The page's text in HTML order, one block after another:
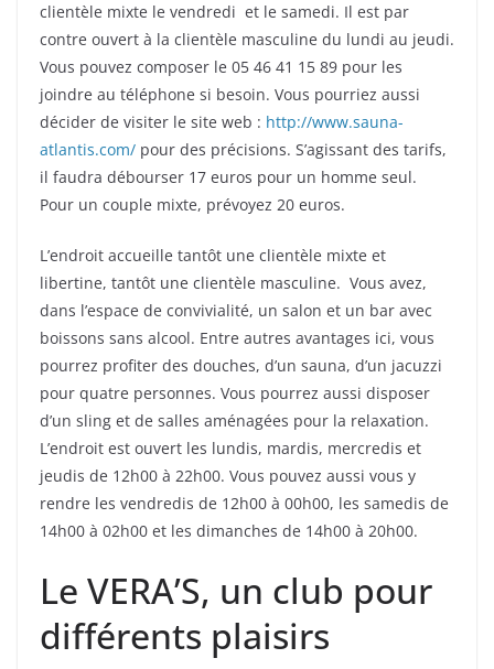
clientèle mixte le vendredi et le samedi. Il est par
contre ouvert à la clientèle masculine du lundi au jeudi.
Vous pouvez composer le 05 46 41 15 89 pour les
joindre au téléphone si besoin. Vous pourriez aussi
décider de visiter le site web : http://www.sauna-
atlantis.com/ pour des précisions. S’agissant des tarifs,
il faudra débourser 17 euros pour un homme seul.
Pour un couple mixte, prévoyez 20 euros.
L’endroit accueille tantôt une clientèle mixte et
libertine, tantôt une clientèle masculine. Vous avez,
dans l’espace de convivialité, un salon et un bar avec
boissons sans alcool. Entre autres avantages ici, vous
pourrez profiter des douches, d’un sauna, d’un jacuzzi
pour quatre personnes. Vous pourrez aussi disposer
d’un sling et de salles aménagées pour la relaxation.
L’endroit est ouvert les lundis, mardis, mercredis et
jeudis de 12h00 à 22h00. Vous pouvez aussi vous y
rendre les vendredis de 12h00 à 00h00, les samedis de
14h00 à 02h00 et les dimanches de 14h00 à 20h00.
Le VERA’S, un club pour
différents plaisirs